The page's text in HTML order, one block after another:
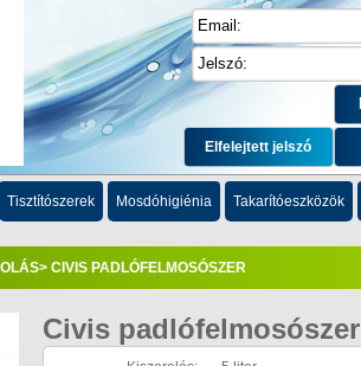
Elfelejtett jelszó
Tisztítószerek Mosdóhigiénia Takarítóeszközök
> CIVIS PADLÓFELMOSÓSZER
Civis padlófelmosószer